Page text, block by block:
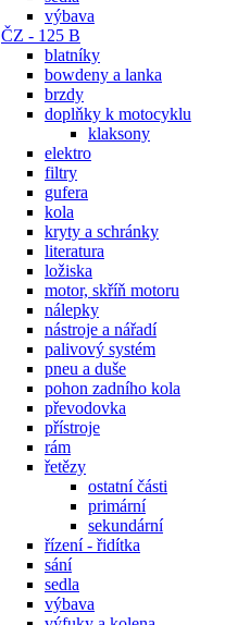
výbava
ČZ - 125 B
blatníky
bowdeny a lanka
brzdy
doplňky k motocyklu
klaksony
elektro
filtry
gufera
kola
kryty a schránky
literatura
ložiska
motor, skříň motoru
nálepky
nástroje a nářadí
palivový systém
pneu a duše
pohon zadního kola
převodovka
přístroje
rám
řetězy
ostatní části
primární
sekundární
řízení - řidítka
sání
sedla
výbava